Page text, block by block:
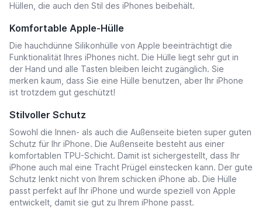
Hüllen, die auch den Stil des iPhones beibehält.
Komfortable Apple-Hülle
Die hauchdünne Silikonhülle von Apple beeinträchtigt die
Funktionalität Ihres iPhones nicht. Die Hülle liegt sehr gut in
der Hand und alle Tasten bleiben leicht zugänglich. Sie
merken kaum, dass Sie eine Hülle benutzen, aber Ihr iPhone
ist trotzdem gut geschützt!
Stilvoller Schutz
Sowohl die Innen- als auch die Außenseite bieten super guten
Schutz für Ihr iPhone. Die Außenseite besteht aus einer
komfortablen TPU-Schicht. Damit ist sichergestellt, dass Ihr
iPhone auch mal eine Tracht Prügel einstecken kann. Der gute
Schutz lenkt nicht von Ihrem schicken iPhone ab. Die Hülle
passt perfekt auf Ihr iPhone und wurde speziell von Apple
entwickelt, damit sie gut zu Ihrem iPhone passt.